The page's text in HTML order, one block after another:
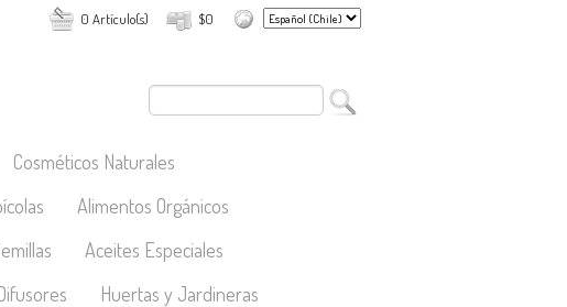
$0
0 Artículo(s)
Cosméticos Naturales
Alimentos Orgánicos
Aceites Especiales
Huertas y Jardineras